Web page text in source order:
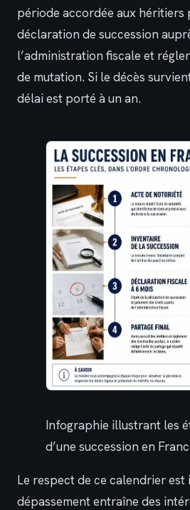
période accordée aux héritiers
déclaration de succession
l’administration fiscale et
de mutation. Si le décès
délai est porté à un an.
Infographie illustrant les
d’une succession en
Le respect de ce calendrier
dépassement entraîne des